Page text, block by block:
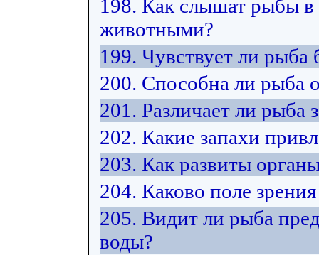
198. Как слышат рыбы в
животными?
199. Чувствует ли рыба
200. Способна ли рыба
201. Различает ли рыба
202. Какие запахи
203. Как развиты
204. Каково поле
205. Видит ли рыба
воды?